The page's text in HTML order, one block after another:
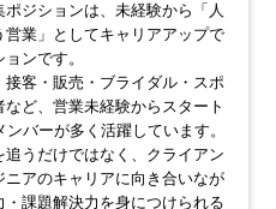
ポジションは、未経験から「人
営業」としてキャリアアップで
ンです。
接客・販売・ブライダル・スポ
など、営業未経験からスタート
ンバーが多く活躍しています。
追うだけではなく、クライアン
ニアのキャリアに向き合いなが
・課題解決力を身につけられる